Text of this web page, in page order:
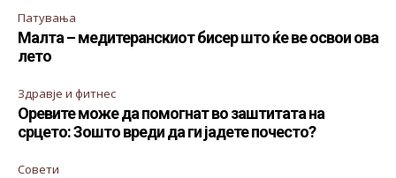
Патувања
Малта – медитеранскиот бисер што ќе ве освои ова
лето
Здравје и фитнес
Оревите може да помогнат во заштитата на
срцето: Зошто вреди да ги јадете почесто?
Совети